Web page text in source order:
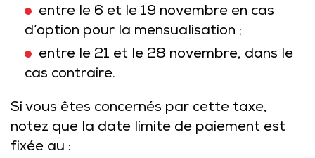
entre le 6 et le 19 novembre en cas
d’option pour la mensualisation ;
entre le 21 et le 28 novembre, dans le
cas contraire.
Si vous êtes concernés par cette taxe,
notez que la date limite de paiement est
fixée au :